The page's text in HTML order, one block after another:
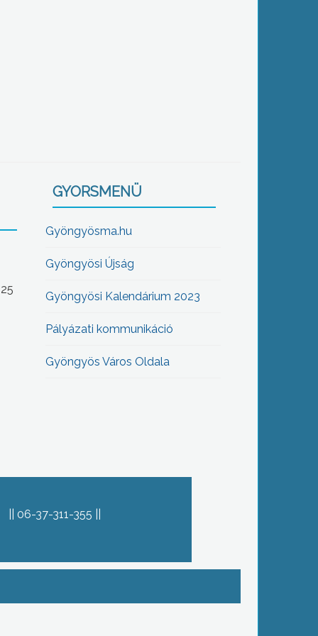
GYORSMENÜ
Gyöngyösma.hu
Gyöngyösi Újság
Gyöngyösi Kalendárium 2023
Pályázati kommunikáció
Gyöngyös Város Oldala
06-37-311-355